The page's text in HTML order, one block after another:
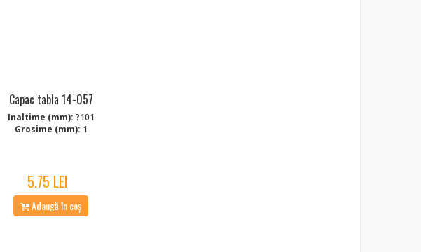
Capac tabla 14-057
Inaltime (mm): ?101
Grosime (mm): 1
5.75 LEI
Adaugă în coș